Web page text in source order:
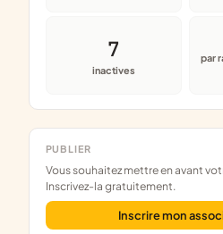
7
inactives
par
PUBLIER
Vous souhaitez mettre en avant votre association ?
Inscrivez-la gratuitement.
Inscrire mon